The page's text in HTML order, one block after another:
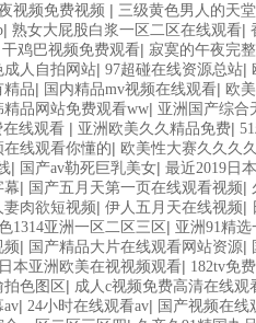
视频免费视频 | 三级黄色男人的天堂
| 熟女大屁股白浆一区二区在线观看|
干鸡巴视频免费观看| 寂寞的午夜完
成人自拍网站| 97超碰在线资源总站|
精品| 国内精品mv视频在线观看| 欧
精品网站免费观看ww| 亚洲国产综合
线观看 | 亚洲欧美久久精品免费|
在线观看你懂的| 欧美性大赛久久久
| 国产av勒死巨乳美女| 最近2019日
幕| 国产五月天第一页在线观看视频|
妻肉欲短视频| 伊人五月天在线视频|
1314亚洲一区二区三区 | 亚洲91精
频| 国产精品大片在线观看网站资源|
日本亚洲欧美在视视频观看| 182tv免
色图区 | 成人c视频免费高清在线
av| 24小时在线观看av| 国产视频在线